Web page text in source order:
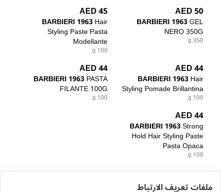
50 AED
BARBIERI 1963GEL
NERO 350G
350 g
45 AED
BARBIERI 1963Hair
Styling Paste Pasta
Modellante
100 g
44 AED
BARBIERI 1963Hair
Styling Pomade Brillantina
100 g
44 AED
BARBIERI 1963PASTA
FILANTE 100G
100 g
44 AED
BARBIERI 1963Strong
Hold Hair Styling Paste
Pasta Opaca
100 g
ملفات تعريف الارتباط